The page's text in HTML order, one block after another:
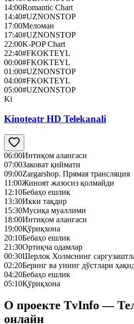
14:00Romantic Chart
14:40#UZNONSTOP
17:00Меломан
17:40#UZNONSTOP
22:00K-POP Chart
22:40#FKOKTEYL
00:00#FKOKTEYL
01:00#UZNONSTOP
04:00#FKOKTEYL
05:00#UZNONSTOP
Ki
Kinoteatr HD Telekanali
06:00Интиқом алангаси
07:00Заковат қиймати
09:00Zargarshop. Прямая трансляция
11:00Жиноят жазосиз қолмайди
12:10Бебаҳо ешлик
13:30Икки тақдир
15:30Мусиқа муаллими
18:00Интиқом алангаси
19:00Қўриқхона
20:10Бебаҳо ешлик
21:30Ортиқча одамлар
00:30Шерлок Холмснинг
02:20Беринг ва унинг дўстлари
04:20Бебаҳо ешлик
05:10Қўриқхона
О проекте TvInfo —
онлайн